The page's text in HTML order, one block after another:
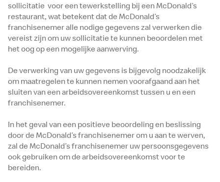
sollicitatie voor een tewerkstelling bij een McDonald’s
restaurant, wat betekent dat de McDonald’s
franchisenemer alle nodige gegevens zal verwerken die
vereist zijn om uw sollicitatie te kunnen beoordelen met
het oog op een mogelijke aanwerving.
De verwerking van uw gegevens is bijgevolg noodzakelijk
om maatregelen te kunnen nemen voorafgaand aan het
sluiten van een arbeidsovereenkomst tussen u en een
franchisenemer.
In het geval van een positieve beoordeling en beslissing
door de McDonald’s franchisenemer om u aan te werven,
zal de McDonald’s franchisenemer uw persoonsgegevens
ook gebruiken om de arbeidsovereenkomst voor te
bereiden.